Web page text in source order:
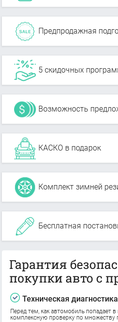
Предпродажная
5 скидочных
Возможность
КАСКО в подарок
Комплект зимней
Бесплатная
Гарантия
покупки авто с
Техническая
Перед тем, как автомобиль попадает
комплексную проверку по множеству